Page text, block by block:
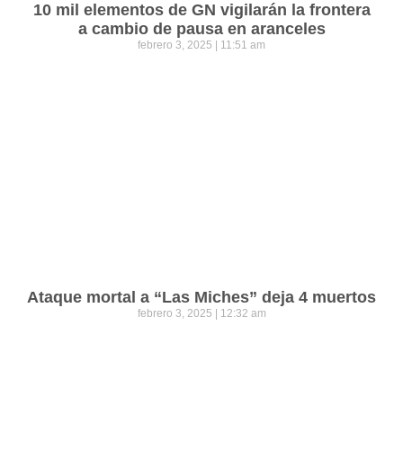
10 mil elementos de GN vigilarán la frontera
a cambio de pausa en aranceles
febrero 3, 2025 11:51 am
Ataque mortal a “Las Miches” deja 4 muertos
febrero 3, 2025 12:32 am